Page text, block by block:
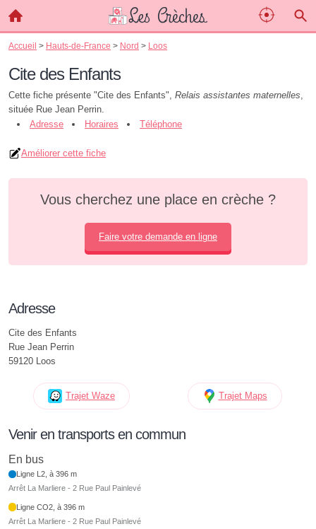
Accueil > Hauts-de-France > Nord > Loos
Cite des Enfants
Cette fiche présente "Cite des Enfants", Relais assistantes maternelles,
située Rue Jean Perrin.
Adresse
Horaires Téléphone
Améliorer cette fiche
Vous cherchez une place en crèche ?
Faire votre demande en ligne
Adresse
Cite des Enfants
Rue Jean Perrin
59120 Loos
Trajet Waze Trajet Maps
Venir en transports en commun
En bus
Ligne L2, à 396 m
Arrêt La Marliere - 2 Rue Paul Painlevé
Ligne CO2, à 396 m
Arrêt La Marliere - 2 Rue Paul Painlevé